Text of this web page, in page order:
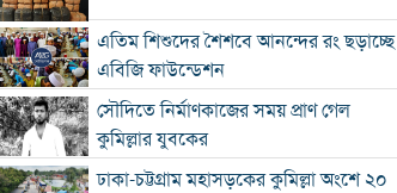
এতিম শিশুদের শৈশবে আনন্দের রং ছড়াচ্ছে
এবিজি ফাউন্ডেশন
সৌদিতে নির্মাণকাজের সময় প্রাণ গেল
কুমিল্লার যুবকের
ঢাকা-চট্টগ্রাম মহাসড়কের কুমিল্লা অংশে ২০